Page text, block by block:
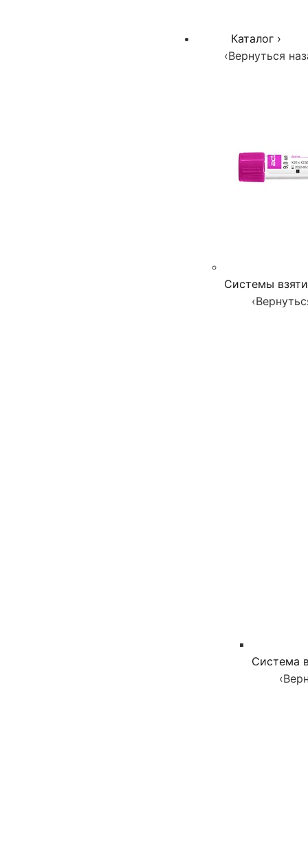
Каталог ›
‹Вернуться
Системы
‹
Система
‹